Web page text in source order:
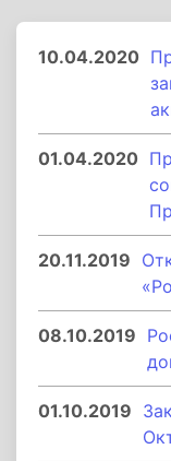
10.04.2020
01.04.2020
20.11.2019
08.10.2019
01.10.2019